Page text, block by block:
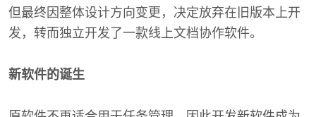
但最终因整体设计方向变更，决定放弃在旧版本上开
发，转而独立开发了一款线上文档协作软件。
新软件的诞生